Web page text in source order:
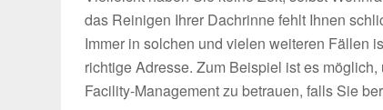
das Reinigen Ihrer Dachrinne fehlt Ihnen
Immer in solchen und vielen weiteren Fällen
richtige Adresse. Zum Beispiel ist es
Facility-Management zu betrauen, falls Sie